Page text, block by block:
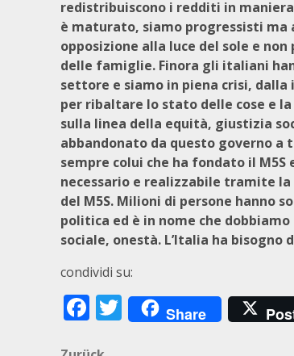
redistribuiscono i redditi in
è maturato, siamo progressisti
opposizione alla luce del sole e
delle famiglie. Finora gli italiani
settore e siamo in piena crisi,
per ribaltare lo stato delle cose e
sulla linea della equità, giustizia
abbandonato da questo governo a
sempre colui che ha fondato il
necessario e realizzabile tramite
del M5S. Milioni di persone hanno
politica ed è in nome che
sociale, onestà. L’Italia ha bisogno
condividi su:
Facebook
Twitter
Share